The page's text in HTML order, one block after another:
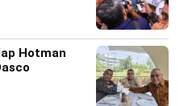
Hotman